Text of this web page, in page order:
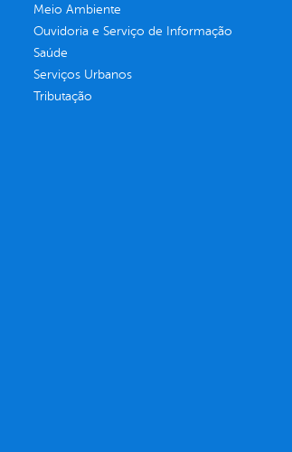
Meio Ambiente
Ouvidoria e Serviço de Informação
Saúde
Serviços Urbanos
Tributação